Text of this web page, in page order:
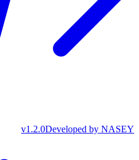
Developed by NASEY
v1.2.0